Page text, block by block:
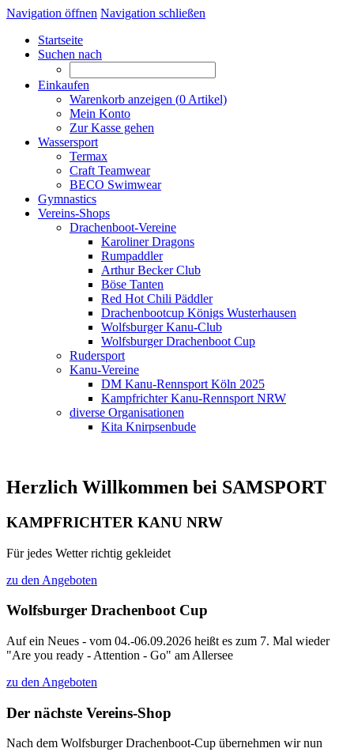
Navigation öffnen Navigation schließen
Startseite
Suchen nach
Einkaufen
Warenkorb anzeigen (0 Artikel)
Mein Konto
Zur Kasse gehen
Wassersport
Termax
Craft Teamwear
BECO Swimwear
Gymnastics
Vereins-Shops
Drachenboot-Vereine
Karoliner Dragons
Rumpaddler
Arthur Becker Club
Böse Tanten
Red Hot Chili Päddler
Drachenbootcup Königs Wusterhausen
Wolfsburger Kanu-Club
Wolfsburger Drachenboot Cup
Rudersport
Kanu-Vereine
DM Kanu-Rennsport Köln 2025
Kampfrichter Kanu-Rennsport NRW
diverse Organisationen
Kita Knirpsenbude
Herzlich Willkommen bei SAMSPORT
KAMPFRICHTER KANU NRW
Für jedes Wetter richtig gekleidet
zu den Angeboten
Wolfsburger Drachenboot Cup
Auf ein Neues - vom 04.-06.09.2026 heißt es zum 7. Mal wieder
"Are you ready - Attention - Go" am Allersee
zu den Angeboten
Der nächste Vereins-Shop
Nach dem Wolfsburger Drachenboot-Cup übernehmen wir nun